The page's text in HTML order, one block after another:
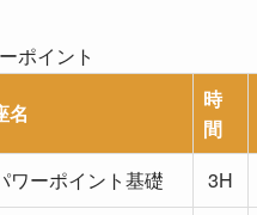
ポイント
名
時
間
ワーポイント基礎 3H